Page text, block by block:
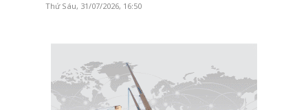
Thứ Sáu, 31/07/2026, 16:50